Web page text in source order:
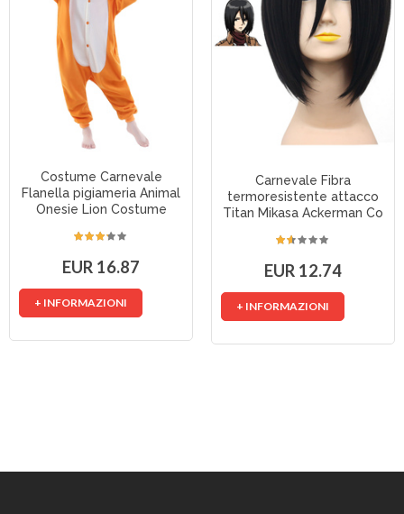
Costume Carnevale
Flanella pigiameria Animal
Onesie Lion Costume
EUR 16.87
+ INFORMAZIONI
Carnevale Fibra
termoresistente attacco
Titan Mikasa Ackerman Co
EUR 12.74
+ INFORMAZIONI